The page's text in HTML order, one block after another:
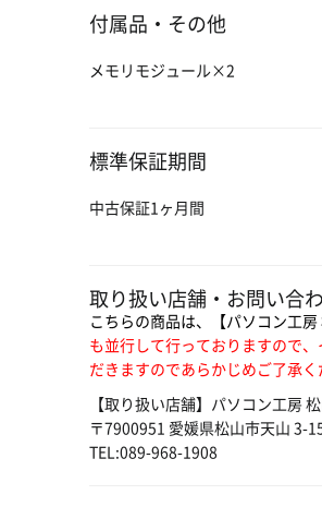
付属品・その他
メモリモジュール×2
標準保証期間
中古保証1ヶ月間
取り扱い店舗・お問い合
こちらの商品は、【パソコン工
も並行して行っておりますので
だきますのであらかじめご了承く
【取り扱い店舗】パソコン工房
〒7900951 愛媛県松山市天山 3-
TEL:089-968-1908